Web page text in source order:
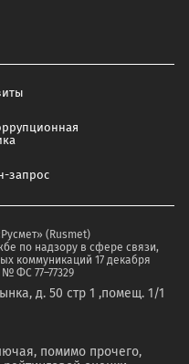
запрос
(Rusmet)
по надзору в сфере связи,
коммуникаций 17 декабря
ФС 77–77329
д. 50 стр 1 ,помещ. 1/1
помимо прочего,